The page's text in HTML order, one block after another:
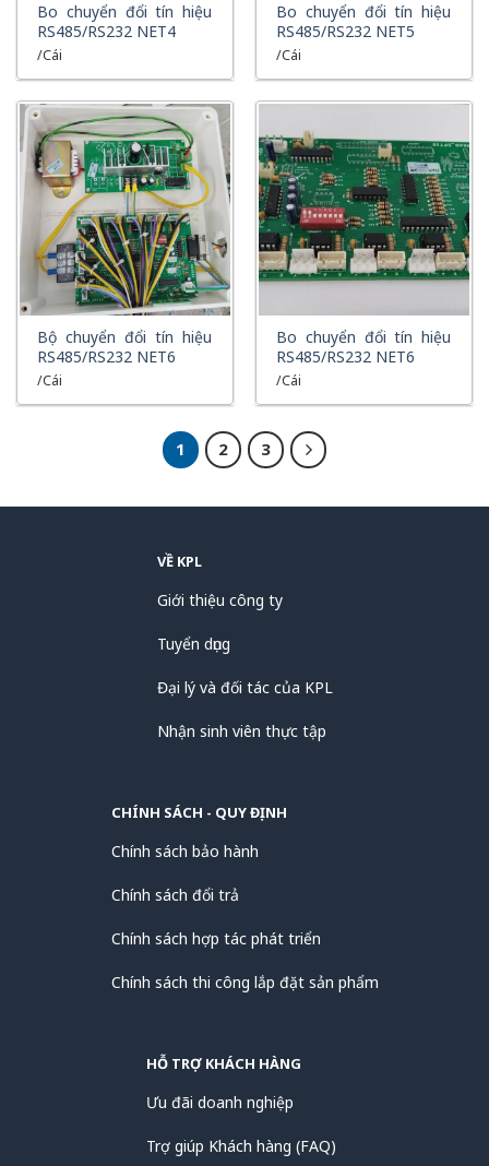
XEM NHANH
Bo chuyển đổi tín hiệu
RS485/RS232 NET4
/Cái
XEM NHANH
Bo chuyển đổi tín hiệu
RS485/RS232 NET5
/Cái
XEM NHANH
Bộ chuyển đổi tín hiệu
RS485/RS232 NET6
/Cái
XEM NHANH
Bo chuyển đổi tín hiệu
RS485/RS232 NET6
/Cái
1 2 3
VỀ KPL
Giới thiệu công ty
Tuyển dụng
Đại lý và đối tác của KPL
Nhận sinh viên thực tập
CHÍNH SÁCH - QUY ĐỊNH
Chính sách bảo hành
Chính sách đổi trả
Chính sách hợp tác phát triển
Chính sách thi công lắp đặt sản phẩm
HỖ TRỢ KHÁCH HÀNG
Ưu đãi doanh nghiệp
Trợ giúp Khách hàng (FAQ)